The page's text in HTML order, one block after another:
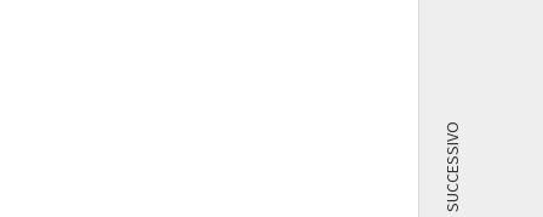
SUCCESSIVO